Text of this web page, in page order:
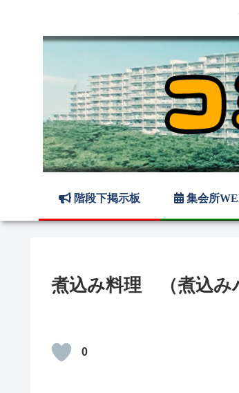
階段下掲示板 集会所
煮込み料理 （煮込み
0